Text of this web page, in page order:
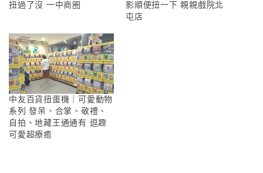
扭過了沒 一中商圈
影順便扭一下 親親戲院北
屯店
中友百貨扭蛋機｜可愛動物
系列 發呆、合掌、敬禮、
自拍、地藏王通通有 逗趣
可愛超療癒